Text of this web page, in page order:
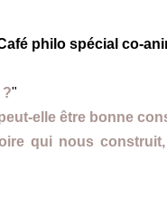
philo spécial co-
"
elle être bonne
qui nous